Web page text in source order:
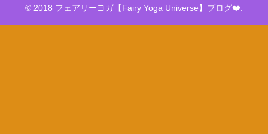
© 2018 フェアリーヨガ【Fairy Yoga Universe】ブログ❤️.